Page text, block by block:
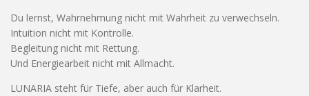
Du lernst, Wahrnehmung nicht mit Wahrheit zu verwechseln.
Intuition nicht mit Kontrolle.
Begleitung nicht mit Rettung.
Und Energiearbeit nicht mit Allmacht.
LUNARIA steht für Tiefe, aber auch für Klarheit.